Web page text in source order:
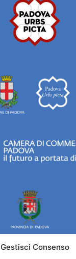
Gestisci Consenso